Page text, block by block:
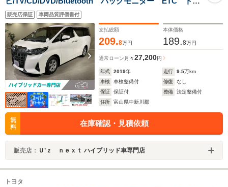
タセーフティセンス プリクラッシュ レーダークルー
ズ レーンアシスト
販売店保証 車両品質評価書付
支払総額
209.8万円
本体価格
189.8万円
通常ローン 月々27,200円
年式 2019年 走行 9.5万km
車検
車検整備付 修復
なし
保証
保証付 整備
法定整備付
住所
富山県中新川郡
無
料
在庫確認・見積依頼
販売店： Ｕ’ｚ ｎｅｘｔ ハイブリッド車専門店
トヨタ